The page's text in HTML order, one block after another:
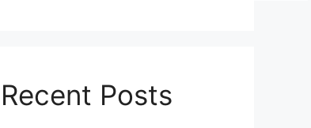
Recent Posts